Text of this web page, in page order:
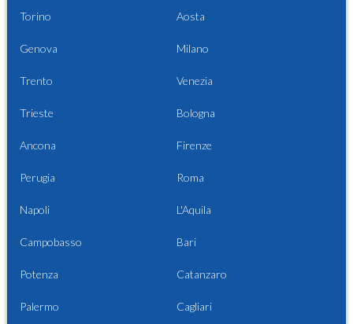
Torino Aosta
Genova Milano
Trento Venezia
Trieste Bologna
Ancona Firenze
Perugia Roma
Napoli L'Aquila
Campobasso Bari
Potenza Catanzaro
Palermo Cagliari